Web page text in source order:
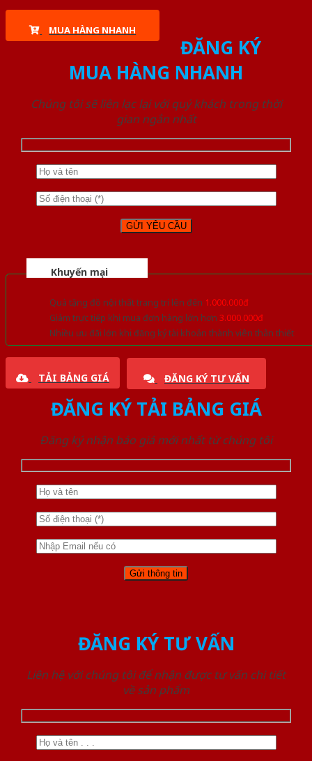
MUA HÀNG NHANH
ĐĂNG KÝ
MUA HÀNG NHANH
Chúng tôi sẽ liên lạc lại với quý khách trong thời
gian ngắn nhất
Khuyến mại
Quà tặng đồ nội thất trang trí lên đến 1.000.000đ
Giảm trực tiếp khi mua đơn hàng lớn hơn 3.000.000đ
Nhiều ưu đãi lớn khi đăng ký tài khoản thành viên thân thiết
TẢI BẢNG GIÁ ĐĂNG KÝ TƯ VẤN
ĐĂNG KÝ TẢI BẢNG GIÁ
Đăng ký nhận báo giá mới nhất từ chúng tôi
ĐĂNG KÝ TƯ VẤN
Liên hệ với chúng tôi để nhận được tư vấn chi tiết
về sản phẩm